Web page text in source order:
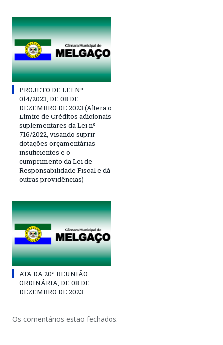
PROJETO DE LEI Nº
014/2023, DE 08 DE
DEZEMBRO DE 2023 (Altera o
Limite de Créditos adicionais
suplementares da Lei nº
716/2022, visando suprir
dotações orçamentárias
insuficientes e o
cumprimento da Lei de
Responsabilidade Fiscal e dá
outras providências)
ATA DA 20ª REUNIÃO
ORDINÁRIA, DE 08 DE
DEZEMBRO DE 2023
Os comentários estão fechados.